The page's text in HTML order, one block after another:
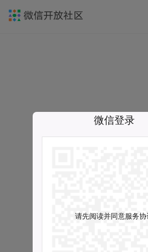
微信登录
请先阅读并同意服务协